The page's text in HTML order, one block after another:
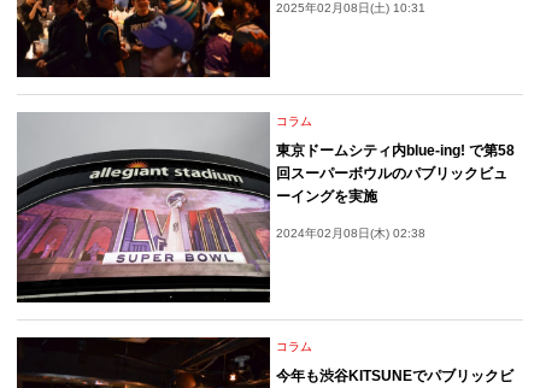
2025年02月08日(土) 10:31
コラム
東京ドームシティ内blue-ing! で第58
回スーパーボウルのパブリックビュ
ーイングを実施
2024年02月08日(木) 02:38
コラム
今年も渋谷KITSUNEでパブリックビ